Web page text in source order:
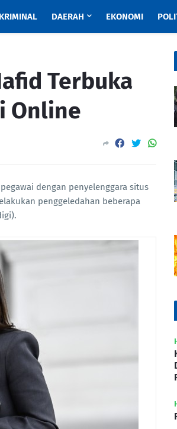
KRIMINAL DAERAH EKONOMI
Terbuka
Online
dengan penyelenggara situs
penggeledahan beberapa